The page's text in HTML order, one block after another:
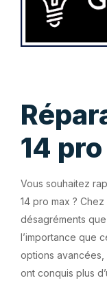
14
Vous souhaitez
14 pro max ?
désagréments
l’importance que
options avancées,
ont conquis plus